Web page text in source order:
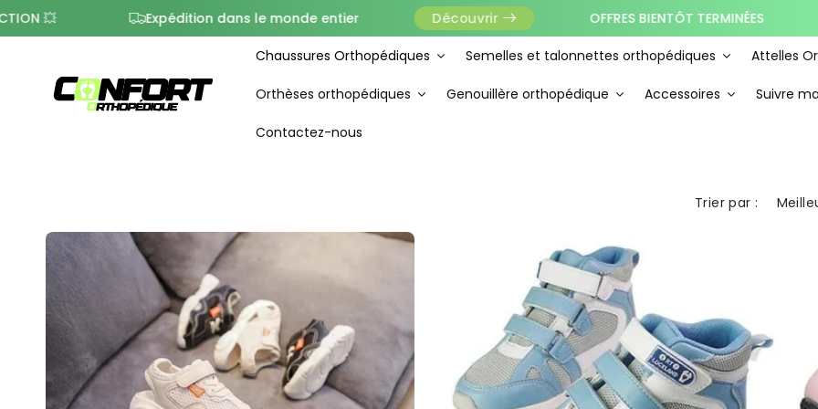
Expédition dans le monde entier Découvrir OFFRES BIENTÔT TERMINÉES 💥
Chaussures Orthopédiques Semelles et talonnettes orthopédiques Attelles
Orthèses orthopédiques Genouillère orthopédique Accessoires Suivre
Contactez-nous
Trier par :